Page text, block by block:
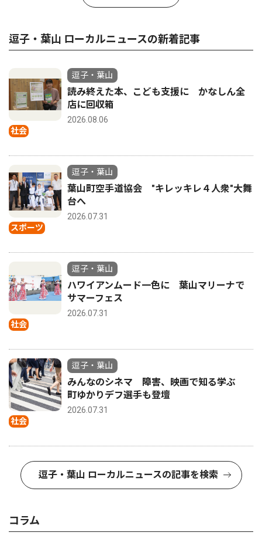
逗子・葉山 ローカルニュースの新着記事
社会
逗子・葉山
読み終えた本、こども支援に かなしん全
店に回収箱
2026.08.06
スポーツ
逗子・葉山
葉山町空手道協会 "キレッキレ４人衆"大舞
台へ
2026.07.31
社会
逗子・葉山
ハワイアンムード一色に 葉山マリーナで
サマーフェス
2026.07.31
社会
逗子・葉山
みんなのシネマ 障害、映画で知る学ぶ
町ゆかりデフ選手も登壇
2026.07.31
逗子・葉山 ローカルニュースの記事を検索
コラム